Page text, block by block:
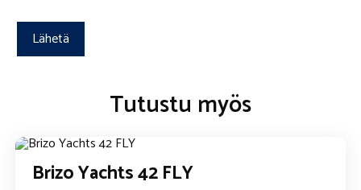
Vaihdokin tiedot
Merkki
A
a
ti
Tutustu myös
Brizo Yachts 42 FLY